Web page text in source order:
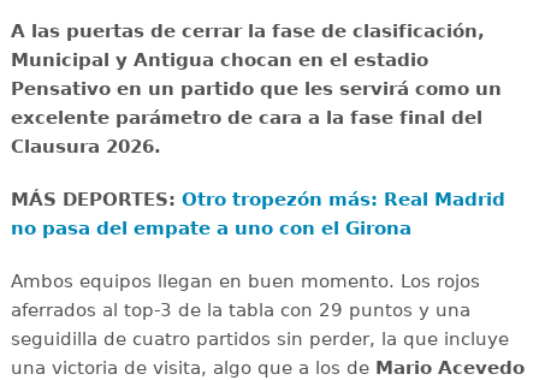
A las puertas de cerrar la fase de clasificación,
Municipal y Antigua chocan en el estadio
Pensativo en un partido que les servirá como un
excelente parámetro de cara a la fase final del
Clausura 2026.
MÁS DEPORTES: Otro tropezón más: Real Madrid
no pasa del empate a uno con el Girona
Ambos equipos llegan en buen momento. Los rojos
aferrados al top-3 de la tabla con 29 puntos y una
seguidilla de cuatro partidos sin perder, la que incluye
una victoria de visita, algo que a los de Mario Acevedo